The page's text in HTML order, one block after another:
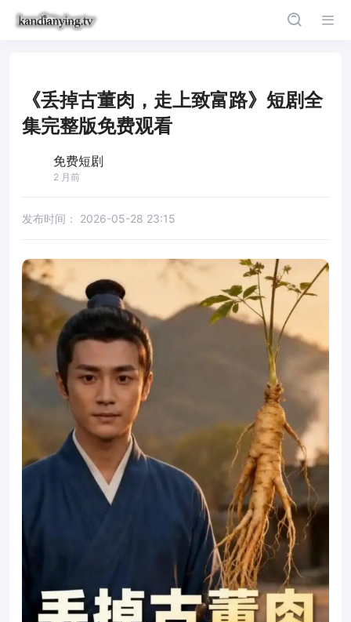
《丢掉古董肉，走上致富路》短剧全
集完整版免费观看
免费短剧
2 月前
发布时间： 2026-05-28 23:15